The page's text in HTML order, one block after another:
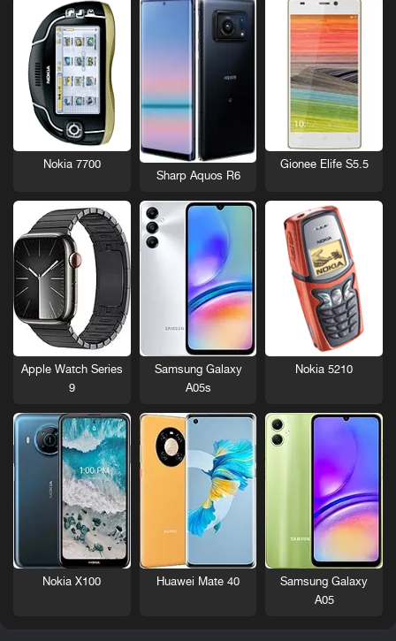
Gionee Elife S5.5
Sharp Aquos R6
Nokia 7700
Nokia 5210
Samsung Galaxy
A05s
Apple Watch Series
9
Samsung Galaxy
A05
Huawei Mate 40
Nokia X100